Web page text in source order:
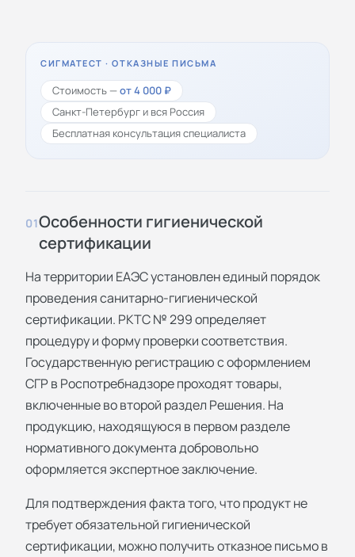
СИГМАТЕСТ · ОТКАЗНЫЕ ПИСЬМА
Стоимость —от 4 000 ₽
Санкт-Петербург и вся Россия
Бесплатная консультация специалиста
01Особенности гигиенической
сертификации
На территории ЕАЭС установлен единый порядок
проведения санитарно-гигиенической
сертификации. РКТС № 299 определяет
процедуру и форму проверки соответствия.
Государственную регистрацию с оформлением
СГР в Роспотребнадзоре проходят товары,
включенные во второй раздел Решения. На
продукцию, находящуюся в первом разделе
нормативного документа добровольно
оформляется экспертное заключение.
Для подтверждения факта того, что продукт не
требует обязательной гигиенической
сертификации, можно получить отказное письмо в